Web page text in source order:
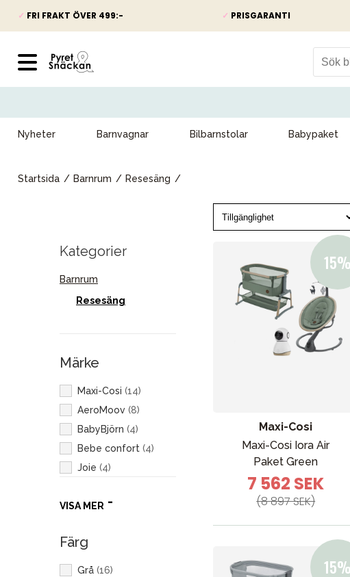
✓ FRI FRAKT ÖVER 499:- ✓ PRISGARANTI
Nyheter Barnvagnar Bilbarnstolar Babypaket
Startsida Barnrum Resesäng
Kategorier
Barnrum
Resesäng
Märke
Maxi-Cosi (14)
AeroMoov (8)
BabyBjörn (4)
Bebe confort (4)
Joie (4)
Stokke(
VISA MER
Färg
Grå (16)
Maxi-Cosi
Maxi-Cosi Iora Air
Paket Green
7 562 SEK
(8 897 SEK)